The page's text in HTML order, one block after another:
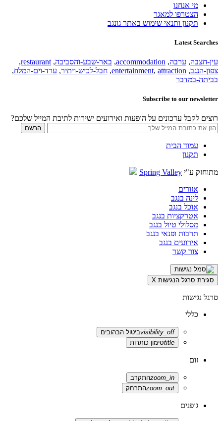
מי אנחנו
הצטרפו למאגר
תקנון ותנאי שימוש באתר גונגב
Latest Searches
עין-חצבה, ערבה,
accommodation
, באר-שבע-והסביבה,
restaurant
,
צפון-הנגב,
entertainment, attraction
, חבל-לכיש-ויתיר, ערד-וים-המלח,
בביתה-במדבר
Subscribe to our newsletter
רוצים לקבל עדכונים על הופעות ואירועים ישירות לתיבת המייל שלכם?
עמוד הבית
תקנון
מתוחזק ע"י Spring Valley
אזורים
לינה בנגב
אוכל בנגב
אטרקציות בנגב
מסלולי טיול בנגב
תרבות ופנאי בנגב
אירועים בנגב
צור קשר
סגירת סרגל הנגישות X
סרגל נגישות
כללי
visibility_offביטול הבהובים
titleסימון כותרות
זום
zoom_inהתקרב
zoom_outהתרחק
גופנים